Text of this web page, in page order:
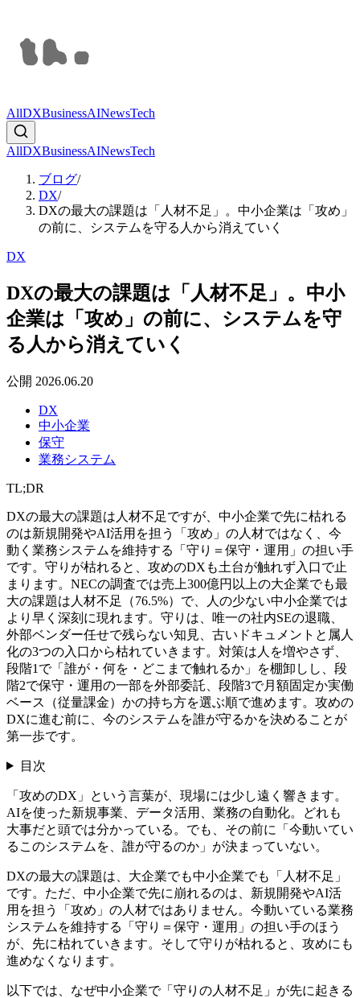
AllDXBusinessAINewsTech
AllDXBusinessAINewsTech
ブログ/
DX/
DXの最大の課題は「人材不足」。中小企業は「攻め」
の前に、システムを守る人から消えていく
DX
DXの最大の課題は「人材不足」。中小
企業は「攻め」の前に、システムを守
る人から消えていく
公開 2026.06.20
DX
中小企業
保守
業務システム
TL;DR
DXの最大の課題は人材不足ですが、中小企業で先に枯れる
のは新規開発やAI活用を担う「攻め」の人材ではなく、今
動く業務システムを維持する「守り＝保守・運用」の担い手
です。守りが枯れると、攻めのDXも土台が触れず入口で止
まります。NECの調査では売上300億円以上の大企業でも最
大の課題は人材不足（76.5%）で、人の少ない中小企業では
より早く深刻に現れます。守りは、唯一の社内SEの退職、
外部ベンダー任せで残らない知見、古いドキュメントと属人
化の3つの入口から枯れていきます。対策は人を増やさず、
段階1で「誰が・何を・どこまで触れるか」を棚卸しし、段
階2で保守・運用の一部を外部委託、段階3で月額固定か実働
ベース（従量課金）かの持ち方を選ぶ順で進めます。攻めの
DXに進む前に、今のシステムを誰が守るかを決めることが
第一歩です。
目次
「攻めのDX」という言葉が、現場には少し遠く響きます。
AIを使った新規事業、データ活用、業務の自動化。どれも
大事だと頭では分かっている。でも、その前に「今動いてい
るこのシステムを、誰が守るのか」が決まっていない。
DXの最大の課題は、大企業でも中小企業でも「人材不足」
です。ただ、中小企業で先に崩れるのは、新規開発やAI活
用を担う「攻め」の人材ではありません。今動いている業務
システムを維持する「守り＝保守・運用」の担い手のほう
が、先に枯れていきます。そして守りが枯れると、攻めにも
進めなくなります。
以下では、なぜ中小企業で「守りの人材不足」が先に起きる